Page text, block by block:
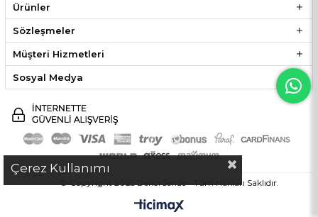
Ürünler
Sözleşmeler
Müşteri Hizmetleri
Sosyal Medya
© Copyright 2025 DekorSende - Tüm Hakları Saklıdır.
Çerez Kullanımı